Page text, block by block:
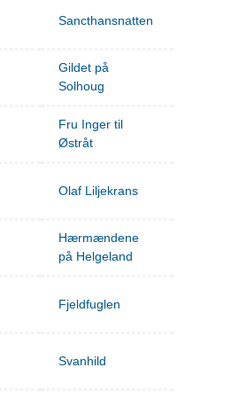
Sancthansnatten
Gildet på
Solhoug
Fru Inger til
Østråt
Olaf Liljekrans
Hærmændene
på Helgeland
Fjeldfuglen
Svanhild